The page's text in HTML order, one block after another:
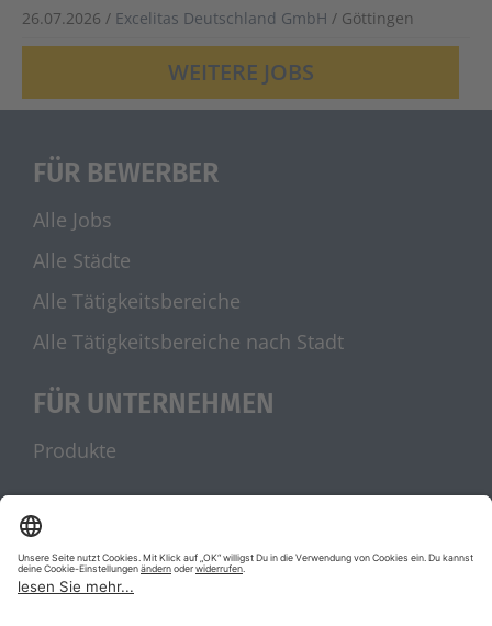
26.07.2026 / Excelitas Deutschland GmbH / Göttingen
WEITERE JOBS
FÜR BEWERBER
Alle Jobs
Alle Städte
Alle Tätigkeitsbereiche
Alle Tätigkeitsbereiche nach Stadt
FÜR UNTERNEHMEN
Produkte
UNSERE PARTNER
stellenanzeigen.de
Jobblitz.de